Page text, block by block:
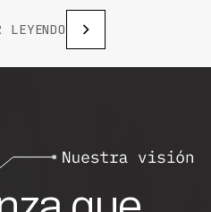
LEYENDO